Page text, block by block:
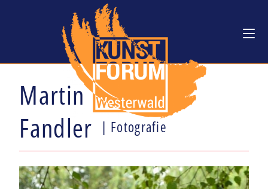
Martin
Fandler | Fotografie